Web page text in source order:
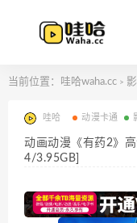
当前位置： 哇哈waha.cc >
哇哈 动漫卡通
动画动漫《有药2》
4/3.95GB]